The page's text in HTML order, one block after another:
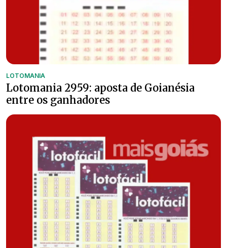
LOTOMANIA
Lotomania 2959: aposta de Goianésia
entre os ganhadores